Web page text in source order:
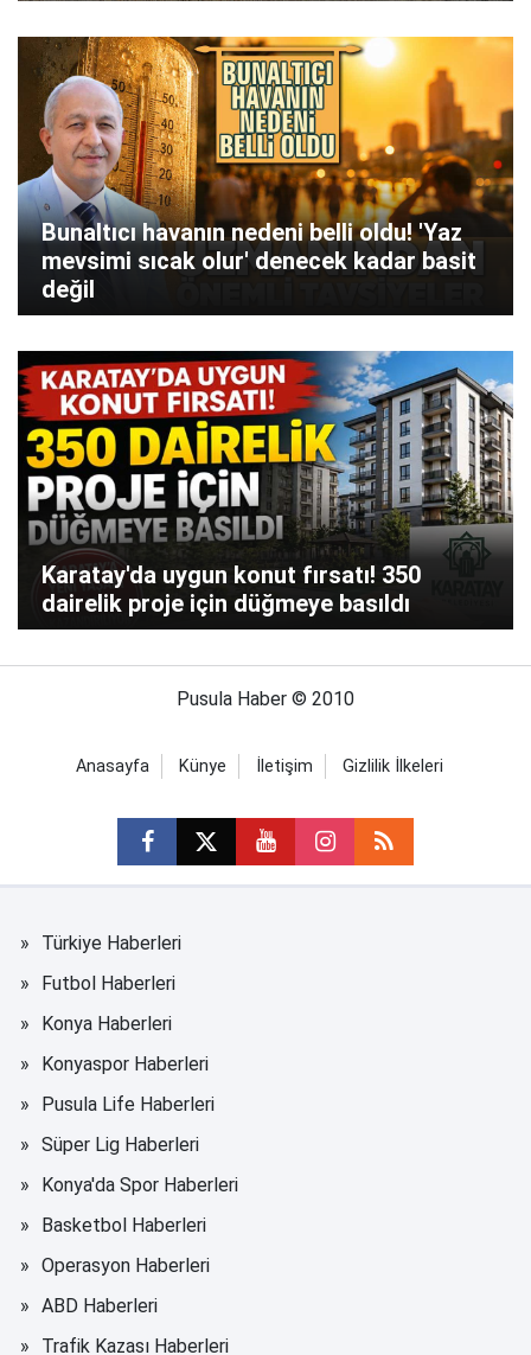
Bunaltıcı havanın nedeni belli oldu! 'Yaz
mevsimi sıcak olur' denecek kadar basit
değil
Karatay'da uygun konut fırsatı! 350
dairelik proje için düğmeye basıldı
Pusula Haber © 2010
Anasayfa Künye İletişim Gizlilik İlkeleri
Türkiye Haberleri
Futbol Haberleri
Konya Haberleri
Konyaspor Haberleri
Pusula Life Haberleri
Süper Lig Haberleri
Konya'da Spor Haberleri
Basketbol Haberleri
Operasyon Haberleri
ABD Haberleri
Trafik Kazası Haberleri